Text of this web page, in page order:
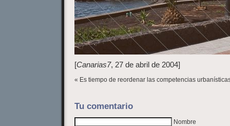
[Canarias7, 27 de abril de 2004]
« Es tiempo de reordenar las competencias
Tu comentario
Nombre